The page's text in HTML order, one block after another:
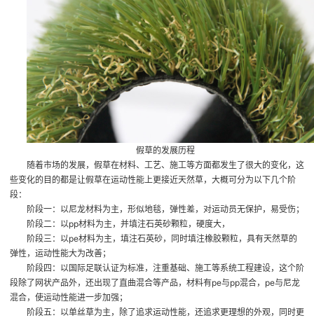
假草的发展历程
随着市场的发展，假草在材料、工艺、施工等方面都发生了很大的变化，这
些变化的目的都是让假草在运动性能上更接近天然草，大概可分为以下几个阶
段：
阶段一：以尼龙材料为主，形似地毯，弹性差，对运动员无保护，易受伤；
阶段二：以pp材料为主，并填注石英砂颗粒，硬度大，
阶段三：以pe材料为主，填注石英砂，同时填注橡胶颗粒，具有天然草的
弹性，运动性能大为改善；
阶段四：以国际足联认证为标准，注重基础、施工等系统工程建设，这个阶
段除了网状产品外，还出现了直曲混合等产品，材料有pe与pp混合，pe与尼龙
混合，使运动性能进一步加强；
阶段五：以单丝草为主，除了追求运动性能，还追求更理想的外观，同时更